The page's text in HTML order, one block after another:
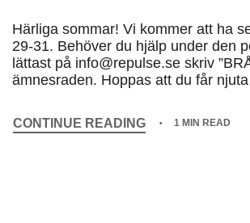
Härliga sommar! Vi kommer att ha
29-31. Behöver du hjälp under den
lättast på info@repulse.se skriv
ämnesraden. Hoppas att du får
CONTINUE READING 1 MIN READ